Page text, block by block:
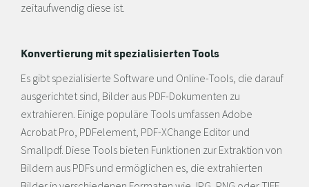
zeitaufwendig diese ist.
Konvertierung mit spezialisierten Tools
Es gibt spezialisierte Software und Online-Tools, die darauf
ausgerichtet sind, Bilder aus PDF-Dokumenten zu
extrahieren. Einige populäre Tools umfassen Adobe
Acrobat Pro, PDFelement, PDF-XChange Editor und
Smallpdf. Diese Tools bieten Funktionen zur Extraktion von
Bildern aus PDFs und ermöglichen es, die extrahierten